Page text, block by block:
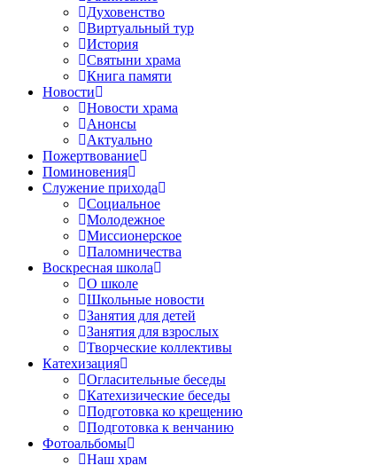
Духовенство
Виртуальный тур
История
Святыни храма
Книга памяти
Новости
Новости храма
Анонсы
Актуально
Пожертвование
Поминовения
Служение прихода
Социальное
Молодежное
Миссионерское
Паломничества
Воскресная школа
О школе
Школьные новости
Занятия для детей
Занятия для взрослых
Творческие коллективы
Катехизация
Огласительные беседы
Катехизические беседы
Подготовка ко крещению
Подготовка к венчанию
Фотоальбомы
Наш храм